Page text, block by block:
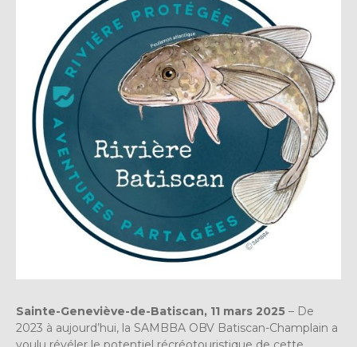
Sainte-Geneviève-de-Batiscan, 11 mars 2025 – De
2023 à aujourd’hui, la SAMBBA OBV Batiscan-Champlain a